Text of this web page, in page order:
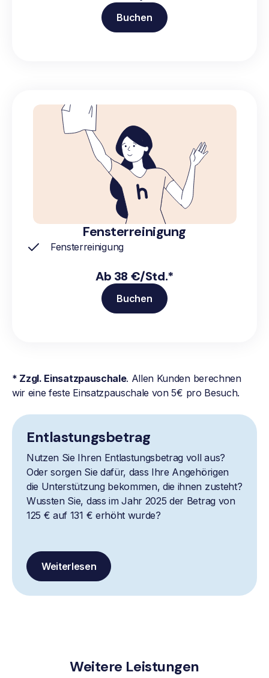
Buchen
Fensterreinigung
Fensterreinigung
Ab 38 €/Std.*
Buchen
* Zzgl. Einsatzpauschale. Allen Kunden berechnen
wir eine feste Einsatzpauschale von 5€ pro Besuch.
Entlastungsbetrag
Nutzen Sie Ihren Entlastungsbetrag voll aus?
Oder sorgen Sie dafür, dass Ihre Angehörigen
die Unterstützung bekommen, die ihnen zusteht?
Wussten Sie, dass im Jahr 2025 der Betrag von
125 € auf 131 € erhöht wurde?
Weiterlesen
Weitere Leistungen